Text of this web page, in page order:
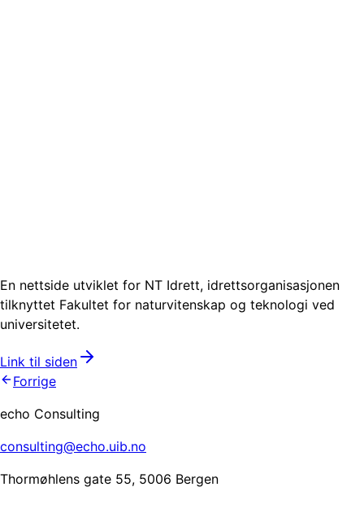
En nettside utviklet for NT Idrett, idrettsorganisasjonen
tilknyttet Fakultet for naturvitenskap og teknologi ved
universitetet.
Link til siden
Forrige
echo Consulting
consulting@echo.uib.no
Thormøhlens gate 55, 5006 Bergen